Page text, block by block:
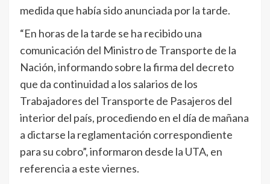
medida que había sido anunciada por la tarde.
“En horas de la tarde se ha recibido una
comunicación del Ministro de Transporte de la
Nación, informando sobre la firma del decreto
que da continuidad a los salarios de los
Trabajadores del Transporte de Pasajeros del
interior del país, procediendo en el día de mañana
a dictarse la reglamentación correspondiente
para su cobro”, informaron desde la UTA, en
referencia a este viernes.